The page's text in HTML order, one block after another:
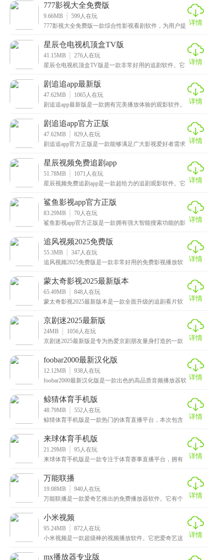
777影视大全免费版
9.66MB 599 人在玩
777影视大全免费版一款综合性影视看剧软件，为用户提 详情
星辰仓电视机顶盒TV版
41.15MB 276 人在玩
星辰仓电视机顶盒TV版是一款非常好用的追剧软件。它
还
详情
剧追追app最新版
47.62MB 1065 人在玩
剧追追app最新版是一款拥有完美播放体验的观影软件。
详情
剧追追app官方正版
47.62MB 829 人在玩
剧追追app官方正版是一款能够满足广大影视爱好者需求 详情
星辰视频免费追剧app
51.78MB 1071 人在玩
星辰视频免费追剧app是一款超给力的追剧观影软件。它 详情
鲨鱼影视app官方正版
83.29MB 70 人在玩
鲨鱼影视app官方正版是一款拥有强大智能搜索功能的影 详情
追风视频2025免费版
55.3MB 347 人在玩
追风视频2025免费版是一款非常好用的免费影视播放软
详情
蒙太奇影视2025最新版本
65.49MB 848 人在玩
蒙太奇影视2025最新版本是一款全面升级的追剧看片软
详情
京剧迷2025最新版
24MB 1056 人在玩
京剧迷2025最新版是专为热爱京剧朋友量身打造的一款
详情
foobar2000最新汉化版
12.12MB 938 人在玩
foobar2000最新汉化版是一款出色的高品质音频播放器软 详情
鲸猜体育手机版
48.79MB 552 人在玩
鲸猜体育手机版是一款热门的体育直播平台，本次包含
可能
详情
来球体育手机版
21.29MB 95 人在玩
来球体育手机版是一款专注于体育赛事直播平台，拥有
源，
详情
万能联播
19.08MB 940 人在玩
万能联播是一款爱奇艺推出的免费播放器软件。它有个
支持
详情
小米视频
95.24MB 872 人在玩
小米视频是一款超级棒的视频播放软件。它把爱奇艺这
了，不
详情
mx播放器专业版